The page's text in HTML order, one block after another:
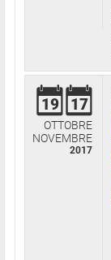
19 17
OTTOBRE
NOVEMBRE
2017